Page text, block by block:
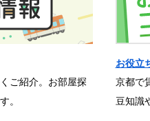
ご紹介。お部屋探
。
お役立
京都で
豆知識